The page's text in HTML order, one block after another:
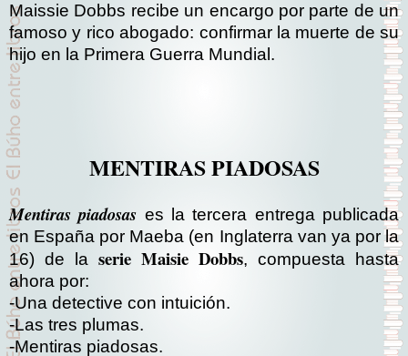
Maissie Dobbs recibe un encargo por parte de un
famoso y rico abogado: confirmar la muerte de su
hijo en la Primera Guerra Mundial.
MENTIRAS PIADOSAS
Mentiras piadosas es la tercera entrega publicada
en España por Maeba (en Inglaterra van ya por la
16) de la serie Maisie Dobbs, compuesta hasta
ahora por:
-Una detective con intuición.
-Las tres plumas.
-Mentiras piadosas.